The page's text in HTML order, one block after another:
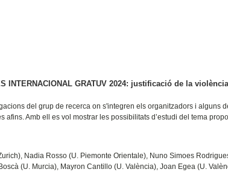
INTERNACIONAL GRATUV 2024: justificació de la violència
del grup de recerca on s'integren els organitzadors i alguns
Amb ell es vol mostrar les possibilitats d’estudi del tema
Nadia Rosso (U. Piemonte Orientale), Nuno Simoes
(U. Murcia), Mayron Cantillo (U. València), Joan Egea (U.